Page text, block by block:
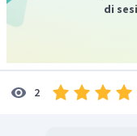
di
2